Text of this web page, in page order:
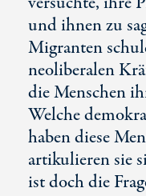
und ihnen zu
Migranten
neoliberalen
die Menschen
Welche
haben diese
artikulieren sie
ist doch die